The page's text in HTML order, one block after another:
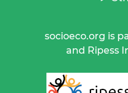
socioeco.org is
and Ripess